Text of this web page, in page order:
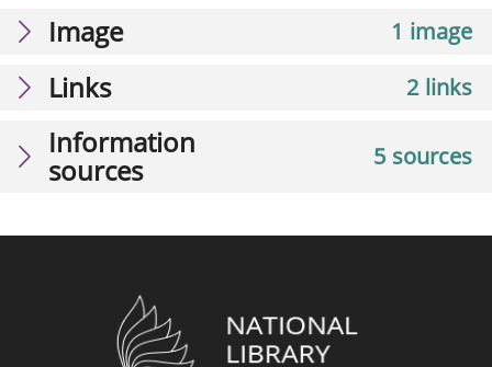
1 image
Image
2 links
Links
5 sources
Information
sources